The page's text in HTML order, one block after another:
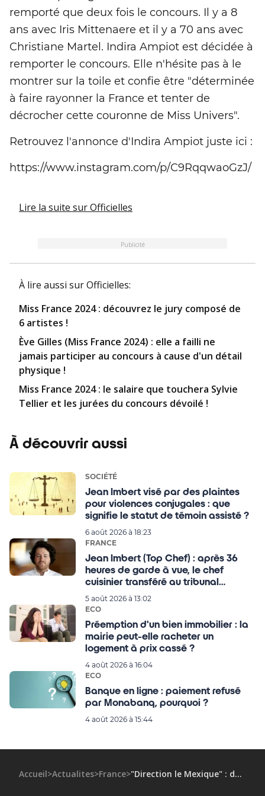
remporté que deux fois le concours. Il y a 8
ans avec Iris Mittenaere et il y a 70 ans avec
Christiane Martel. Indira Ampiot est décidée à
remporter le concours. Elle n'hésite pas à le
montrer sur la toile et confie être "déterminée
à faire rayonner la France et tenter de
décrocher cette couronne de Miss Univers".
Retrouvez l'annonce d'Indira Ampiot juste ici :
https://www.instagram.com/p/C9RqqwaoGzJ/
Lire la suite sur Officielles
Publicité
À lire aussi sur Officielles:
Miss France 2024 : découvrez le jury composé de
6 artistes !
Ève Gilles (Miss France 2024) : elle a failli ne
jamais participer au concours à cause d'un détail
physique !
Miss France 2024 : le salaire que touchera Sylvie
Tellier et les jurées du concours dévoilé !
À découvrir aussi
SOCIÉTÉ
Jean Imbert visé par des plaintes
pour violences conjugales : que
signifie le statut de témoin assisté ?
6 août 2026 à 18:23
FRANCE
Jean Imbert (Top Chef) : après 36
heures de garde à vue, le chef
cuisinier transféré au tribunal
judiciaire de Paris, tous les détails !
5 août 2026 à 13:02
ECO
Préemption d'un bien immobilier : la
mairie peut-elle racheter un
logement à prix cassé ?
4 août 2026 à 16:04
ECO
Banque en ligne : paiement refusé
par Monabanq, pourquoi ?
4 août 2026 à 15:44
Accueil>Actualites>France> "Direction le Mexique" : découvrez la Miss qui représentera la France au concours Miss Univers 2024 !